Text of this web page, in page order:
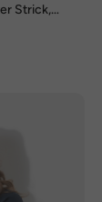
Strick,